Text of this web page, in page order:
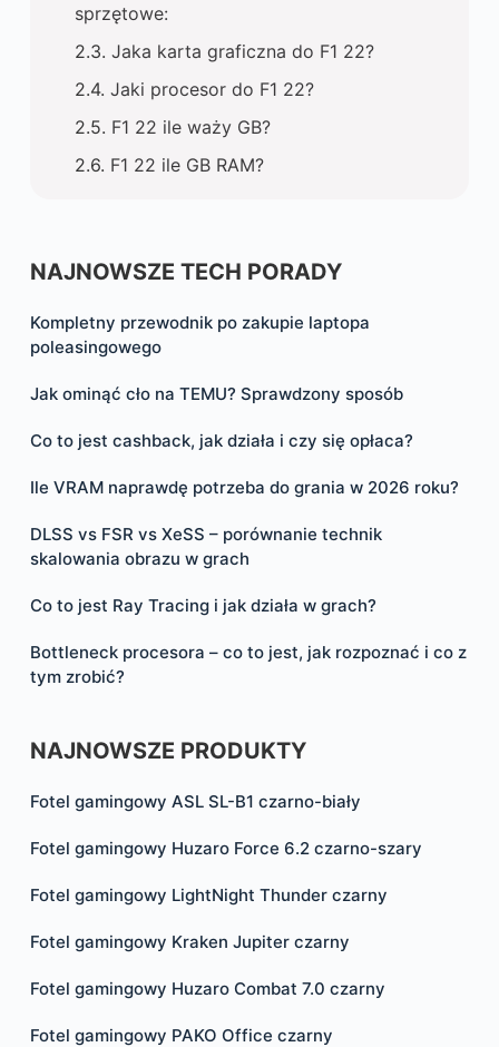
sprzętowe:
Jaka karta graficzna do F1 22?
Jaki procesor do F1 22?
F1 22 ile waży GB?
F1 22 ile GB RAM?
NAJNOWSZE TECH PORADY
Kompletny przewodnik po zakupie laptopa
poleasingowego
Jak ominąć cło na TEMU? Sprawdzony sposób
Co to jest cashback, jak działa i czy się opłaca?
Ile VRAM naprawdę potrzeba do grania w 2026 roku?
DLSS vs FSR vs XeSS – porównanie technik
skalowania obrazu w grach
Co to jest Ray Tracing i jak działa w grach?
Bottleneck procesora – co to jest, jak rozpoznać i co z
tym zrobić?
NAJNOWSZE PRODUKTY
Fotel gamingowy ASL SL-B1 czarno-biały
Fotel gamingowy Huzaro Force 6.2 czarno-szary
Fotel gamingowy LightNight Thunder czarny
Fotel gamingowy Kraken Jupiter czarny
Fotel gamingowy Huzaro Combat 7.0 czarny
Fotel gamingowy PAKO Office czarny